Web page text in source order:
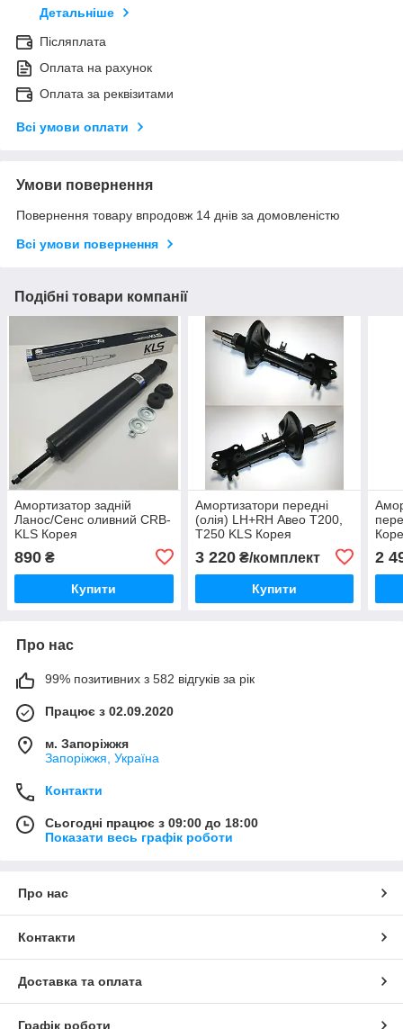
Детальніше
Післяплата
Оплата на рахунок
Оплата за реквізитами
Всі умови оплати
Умови повернення
Повернення товару впродовж 14 днів за домовленістю
Всі умови повернення
Подібні товари компанії
Амортизатор задній
Ланос/Сенс оливний CRB-
KLS Корея
890 ₴
Купити
Амортизатори передні
(олія) LH+RH Авео Т200,
Т250 KLS Корея
3 220₴/комплект
Купити
2
Про нас
99% позитивних з 582 відгуків за рік
Працює з 02.09.2020
м. Запоріжжя
Запоріжжя, Україна
Контакти
Сьогодні працює з 09:00 до 18:00
Показати весь графік роботи
Про нас
Контакти
Доставка та оплата
Графік роботи